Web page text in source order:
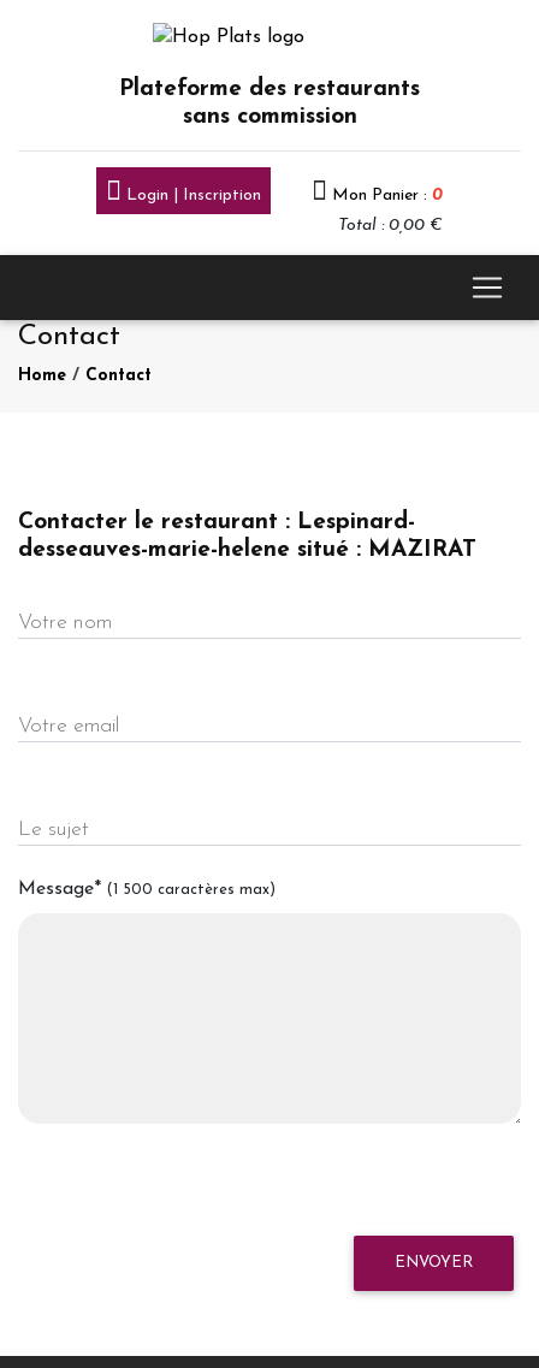
Plateforme des restaurants
sans commission
Login | Inscription Mon Panier : 0
Total : 0,00 €
Contact
Home / Contact
Contacter le restaurant : Lespinard-
desseauves-marie-helene situé : MAZIRAT
Votre nom
Votre email
Le sujet
Message* (1 500 caractères max)
ENVOYER